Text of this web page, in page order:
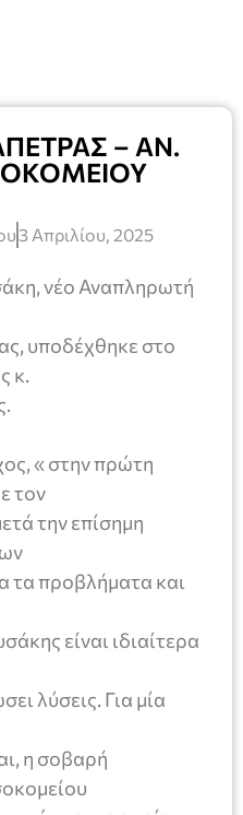
– ΑΝ.
3 Απριλίου, 2025
νέο Αναπληρωτή
υποδέχθηκε στο
κ.
« στην πρώτη
τον
την επίσημη
τα προβλήματα και
είναι ιδιαίτερα
λύσεις. Για μία
η σοβαρή